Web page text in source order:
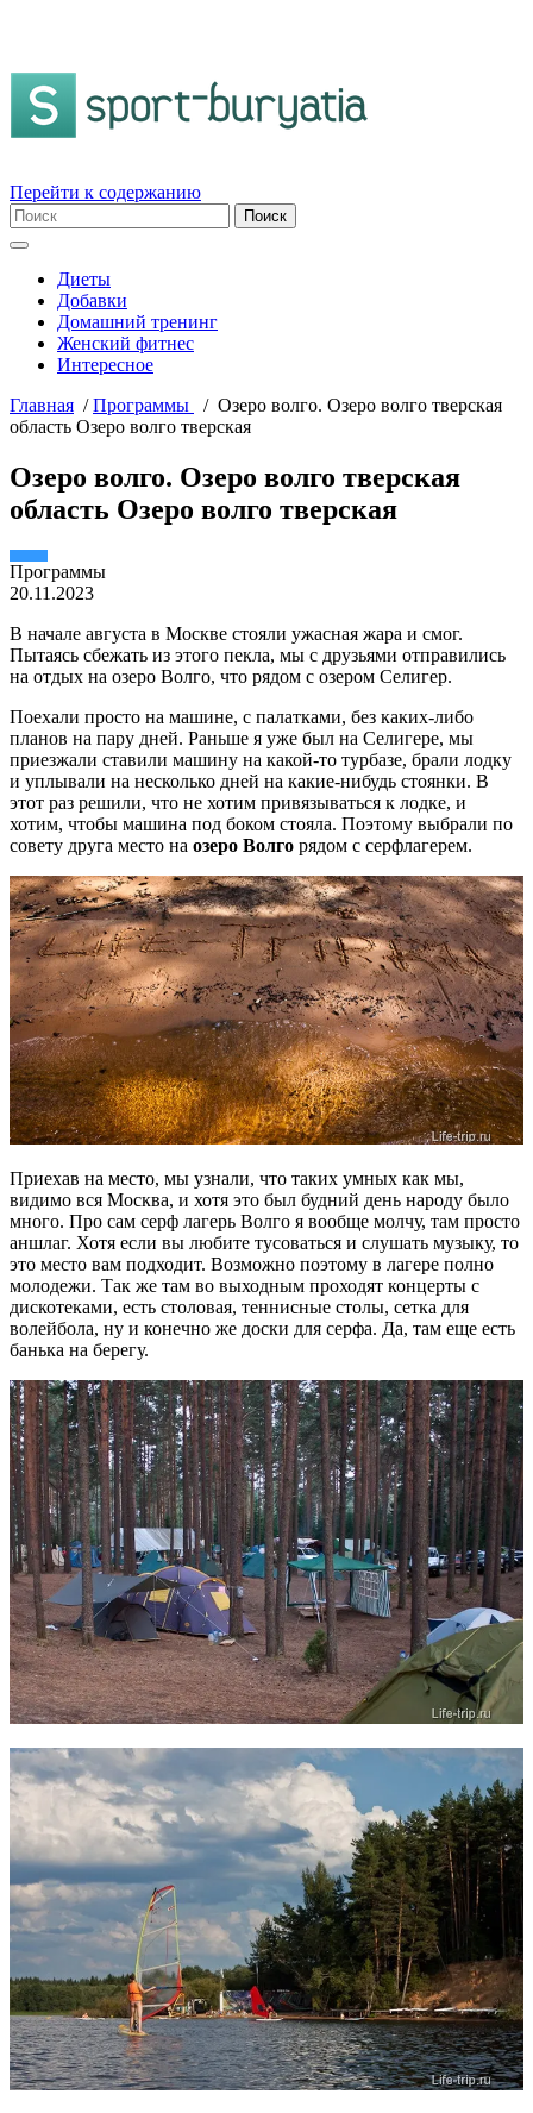
Перейти к содержанию
Диеты
Добавки
Домашний тренинг
Женский фитнес
Интересное
Главная /Пpогpаммы / Озеро волго. Озеро волго тверская
область Озеро волго тверская
Озеро волго. Озеро волго тверская
область Озеро волго тверская
Пpогpаммы
20.11.2023
В начале августа в Москве стояли ужасная жара и смог.
Пытаясь сбежать из этого пекла, мы с друзьями отправились
на отдых на озеро Волго, что рядом с озером Селигер.
Поехали просто на машине, с палатками, без каких-либо
планов на пару дней. Раньше я уже был на Селигере, мы
приезжали ставили машину на какой-то турбазе, брали лодку
и уплывали на несколько дней на какие-нибудь стоянки. В
этот раз решили, что не хотим привязываться к лодке, и
хотим, чтобы машина под боком стояла. Поэтому выбрали по
совету друга место на озеро Волго рядом с серфлагерем.
Приехав на место, мы узнали, что таких умных как мы,
видимо вся Москва, и хотя это был будний день народу было
много. Про сам серф лагерь Волго я вообще молчу, там просто
аншлаг. Хотя если вы любите тусоваться и слушать музыку, то
это место вам подходит. Возможно поэтому в лагере полно
молодежи. Так же там во выходным проходят концерты с
дискотеками, есть столовая, теннисные столы, сетка для
волейбола, ну и конечно же доски для серфа. Да, там еще есть
банька на берегу.